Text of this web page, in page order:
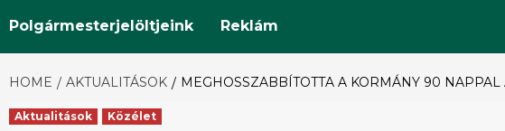
Szó
Polgármesterjelöltjeink Reklám
HOME AKTUALITÁSOK MEGHOSSZABBÍTOTTA A KORMÁNY 90
Aktualitások Közélet